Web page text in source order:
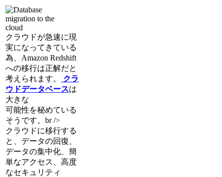
クラウドが急速に現
実になってきている
為、Amazon Redshift
への移行は正解だと
考えられます。
クラ
ウドデータベースは
大きな
可能性を秘めている
そうです。br />
クラウドに移行する
と、データの回復、
データの集中化、簡
単なアクセス、高度
なセキュリティ